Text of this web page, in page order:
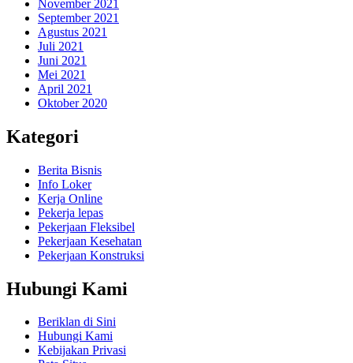
November 2021
September 2021
Agustus 2021
Juli 2021
Juni 2021
Mei 2021
April 2021
Oktober 2020
Kategori
Berita Bisnis
Info Loker
Kerja Online
Pekerja lepas
Pekerjaan Fleksibel
Pekerjaan Kesehatan
Pekerjaan Konstruksi
Hubungi Kami
Beriklan di Sini
Hubungi Kami
Kebijakan Privasi